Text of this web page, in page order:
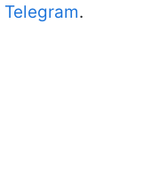
Telegram.